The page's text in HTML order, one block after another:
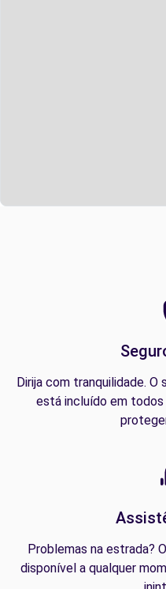
Dirija com tranquilidade.
está incluído em todos
Problemas na estrada?
disponível a qualquer